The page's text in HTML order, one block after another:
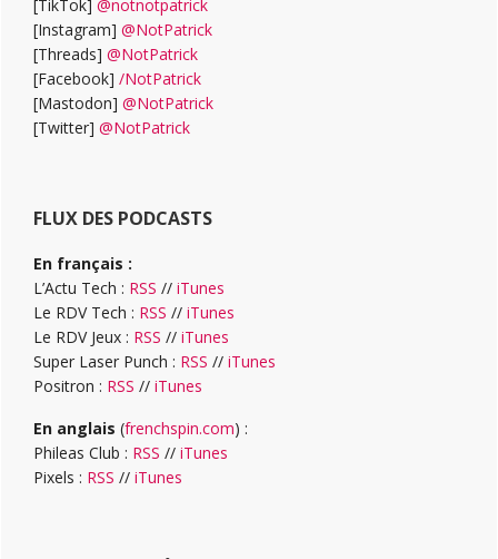
[TikTok] @notnotpatrick
[Instagram] @NotPatrick
[Threads] @NotPatrick
[Facebook] /NotPatrick
[Mastodon] @NotPatrick
[Twitter] @NotPatrick
FLUX DES PODCASTS
En français :
L’Actu Tech : RSS // iTunes
Le RDV Tech : RSS // iTunes
Le RDV Jeux : RSS // iTunes
Super Laser Punch : RSS // iTunes
Positron : RSS // iTunes
En anglais (frenchspin.com) :
Phileas Club : RSS // iTunes
Pixels : RSS // iTunes